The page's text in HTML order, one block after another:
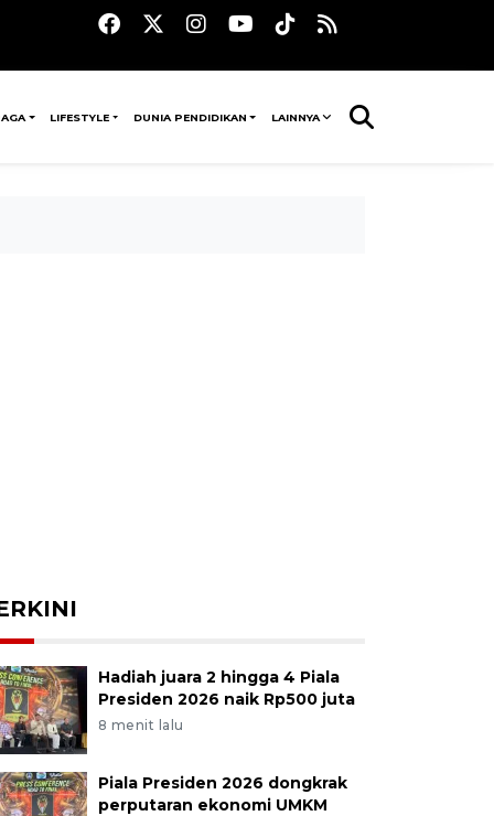
LIFESTYLE DUNIA PENDIDIKAN LAINNYA
Hadiah juara 2 hingga 4 Piala
Presiden 2026 naik Rp500 juta
8 menit lalu
Piala Presiden 2026 dongkrak
perputaran ekonomi UMKM